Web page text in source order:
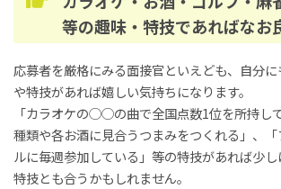
等の趣味・特技であればなお
応募者を厳格にみる面接官といえども、自分
や特技があれば嬉しい気持ちになります。
「カラオケの◯◯の曲で全国点数1位を所持し
種類や各お酒に見合うつまみをつくれる」、
ルに毎週参加している」等の特技があれば少
特技とも合うかもしれません。